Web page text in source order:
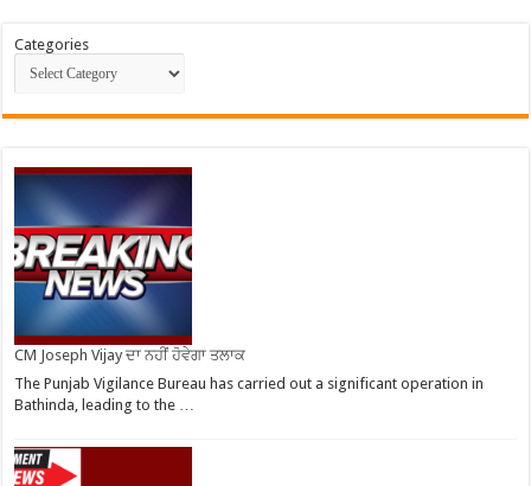
Categories
CM Joseph Vijay ਦਾ ਨਹੀਂ ਹੋਵੇਗਾ ਤਲਾਕ
The Punjab Vigilance Bureau has carried out a significant operation in
Bathinda, leading to the …